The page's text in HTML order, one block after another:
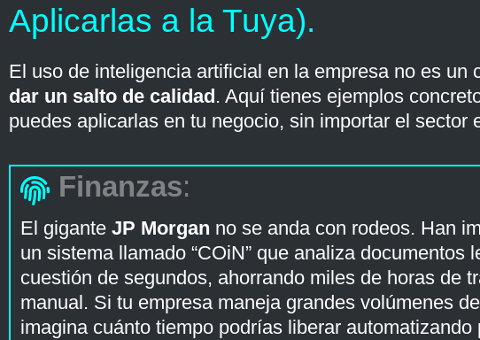
Aplicarlas a la Tuya).
El uso de inteligencia artificial en la empresa no es
dar un salto de calidad. Aquí tienes ejemplos
puedes aplicarlas en tu negocio, sin importar el sector
Finanzas:
El gigante JP Morgan no se anda con rodeos. Han
un sistema llamado “COiN” que analiza documentos
cuestión de segundos, ahorrando miles de horas de
manual. Si tu empresa maneja grandes volúmenes
imagina cuánto tiempo podrías liberar automatizando